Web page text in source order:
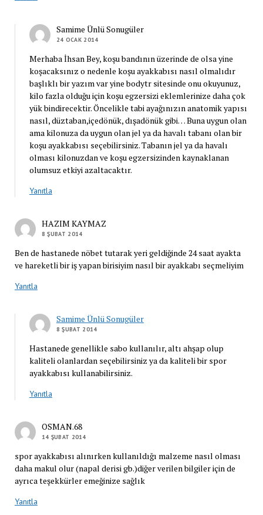
Samime Ünlü Sonugüler
24 OCAK 2014
Merhaba İhsan Bey, koşu bandının üzerinde de olsa yine
koşacaksınız o nedenle koşu ayakkabısı nasıl olmalıdır
başlıklı bir yazım var yine bodytr sitesinde onu okuyunuz,
kilo fazla olduğu için koşu egzersizi eklemlerinize daha çok
yük bindirecektir. Öncelikle tabi ayağınızın anatomik yapısı
nasıl, düztaban,içedönük, dışadönük gibi… Buna uygun olan
ama kilonuza da uygun olan jel ya da havalı tabanı olan bir
koşu ayakkabısı seçebilirsiniz. Tabanın jel ya da havalı
olması kilonuzdan ve koşu egzersizinden kaynaklanan
olumsuz etkiyi azaltacaktır.
Yanıtla
HAZIM KAYMAZ
8 ŞUBAT 2014
Ben de hastanede nöbet tutarak yeri geldiğinde 24 saat ayakta
ve hareketli bir iş yapan birisiyim nasıl bir ayakkabı seçmeliyim
Yanıtla
Samime Ünlü Sonugüler
8 ŞUBAT 2014
Hastanede genellikle sabo kullanılır, altı ahşap olup
kaliteli olanlardan seçebilirsiniz ya da kaliteli bir spor
ayakkabısı kullanabilirsiniz.
Yanıtla
OSMAN.68
14 ŞUBAT 2014
spor ayakkabısı alınırken kullanıldığı malzeme nasıl olması
daha makul olur (napal derisi gb.)diğer verilen bilgiler için de
ayrıca teşekkürler emeğinize sağlık
Yanıtla